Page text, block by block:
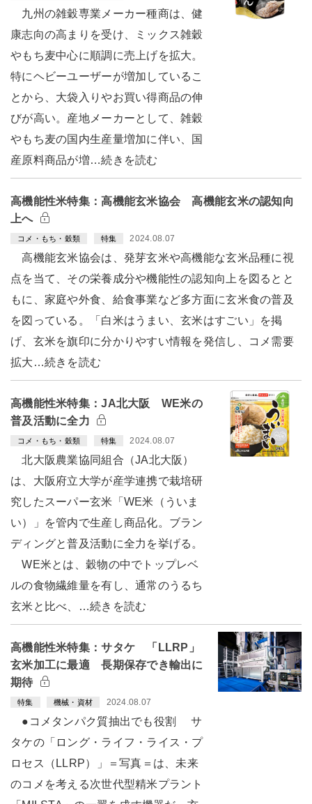
九州の雑穀専業メーカー種商は、健
康志向の高まりを受け、ミックス雑穀
やもち麦中心に順調に売上げを拡大。
特にヘビーユーザーが増加しているこ
とから、大袋入りやお買い得商品の伸
びが高い。産地メーカーとして、雑穀
やもち麦の国内生産量増加に伴い、国
産原料商品が増…続きを読む
高機能性米特集：高機能玄米協会 高機能玄米の認知向
上へ
コメ・もち・穀類 特集 2024.08.07
高機能玄米協会は、発芽玄米や高機能な玄米品種に視
点を当て、その栄養成分や機能性の認知向上を図るとと
もに、家庭や外食、給食事業など多方面に玄米食の普及
を図っている。「白米はうまい、玄米はすごい」を掲
げ、玄米を旗印に分かりやすい情報を発信し、コメ需要
拡大…続きを読む
高機能性米特集：JA北大阪 WE米の
普及活動に全力
コメ・もち・穀類 特集 2024.08.07
北大阪農業協同組合（JA北大阪）
は、大阪府立大学が産学連携で栽培研
究したスーパー玄米「WE米（ういま
い）」を管内で生産し商品化。ブラン
ディングと普及活動に全力を挙げる。
WE米とは、穀物の中でトップレベ
ルの食物繊維量を有し、通常のうるち
玄米と比べ、…続きを読む
高機能性米特集：サタケ 「LLRP」
玄米加工に最適 長期保存でき輸出に
期待
特集 機械・資材 2024.08.07
●コメタンパク質抽出でも役割 サ
タケの「ロング・ライフ・ライス・プ
ロセス（LLRP）」＝写真＝は、未来
のコメを考える次世代型精米プラント